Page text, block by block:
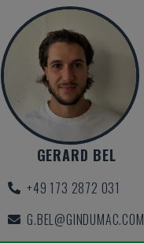
GERARD BEL
+49 173 2872 031
G.BEL@GINDUMAC.COM